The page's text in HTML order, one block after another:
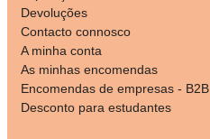
Devoluções
Contacto connosco
A minha conta
As minhas encomendas
Encomendas de empresas - B2B
Desconto para estudantes